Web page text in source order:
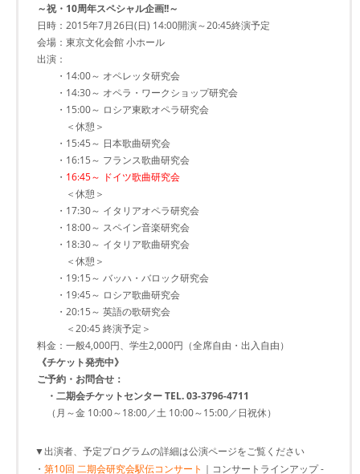
～祝・10周年スペシャル企画!!～
日時：2015年7月26日(日) 14:00開演～20:45終演予定
会場：東京文化会館 小ホール
出演：
・14:00～ オペレッタ研究会
・14:30～ オペラ・ワークショップ研究会
・15:00～ ロシア東欧オペラ研究会
＜休憩＞
・15:45～ 日本歌曲研究会
・16:15～ フランス歌曲研究会
・ 16:45～ ドイツ歌曲研究会
＜休憩＞
・17:30～ イタリアオペラ研究会
・18:00～ スペイン音楽研究会
・18:30～ イタリア歌曲研究会
＜休憩＞
・19:15～ バッハ・バロック研究会
・19:45～ ロシア歌曲研究会
・20:15～ 英語の歌研究会
＜20:45 終演予定＞
料金：一般4,000円、学生2,000円（全席自由・出入自由）
《チケット発売中》
ご予約・お問合せ：
・二期会チケットセンター TEL. 03-3796-4711
（月～金 10:00～18:00／土 10:00～15:00／日祝休）
▼出演者、予定プログラムの詳細は公演ページをご覧ください
・ 第10回 二期会研究会駅伝コンサート ｜コンサートラインアップ -